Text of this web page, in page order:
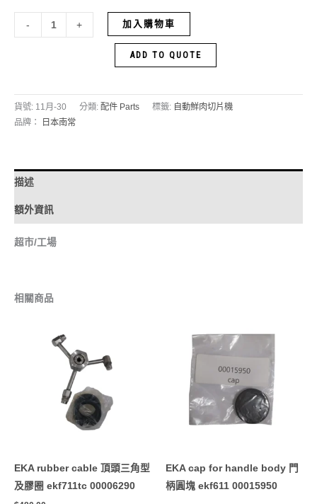
- + 加入購物車
ADD TO QUOTE
貨號: 11月-30 分類: 配件 Parts 標籤: 自動鮮肉切片機
品牌：
日本南常
描述
額外資訊
超市/工場
相關商品
EKA rubber cable 頂頭三角型
及膠圈 ekf711tc 00006290
EKA cap for handle body 門
柄圓塊 ekf611 00015950